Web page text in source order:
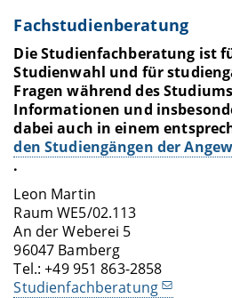
Fachstudienberatung
Die Studienfachberatung ist
Studienwahl und für
Fragen während des
Informationen und
dabei auch in einem
den Studiengängen der
.
Leon Martin
Raum WE5/02.113
An der Weberei 5
96047 Bamberg
Tel.: +49 951 863-2858
Studienfachberatung